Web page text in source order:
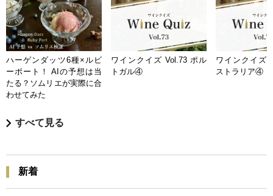
ハーゲンダッツ6種×ルビ
ーポート！ AIの予想は当
たる？ソムリエが実際に合
わせてみた
ワインクイズ Vol.73 ポル
トガル④
ワインクイズ
ストラリア④
すべて見る
新着